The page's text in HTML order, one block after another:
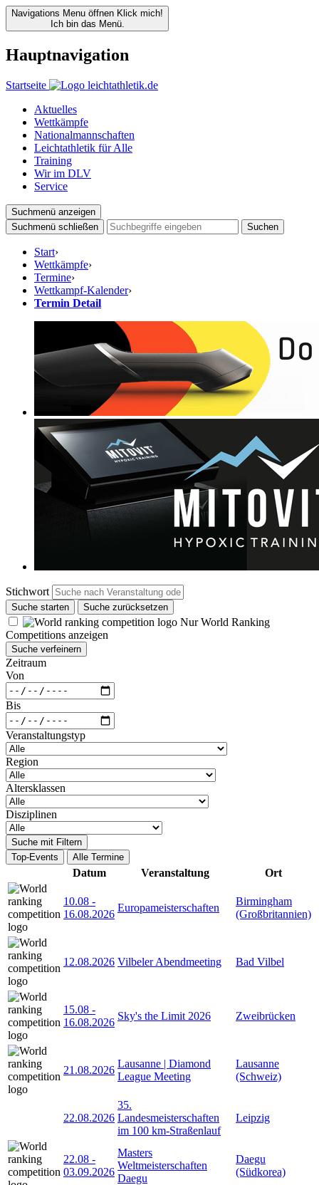
Navigations Menu öffnen Klick mich!
Ich bin das Menü.
Hauptnavigation
Startseite
Aktuelles
Wettkämpfe
Nationalmannschaften
Leichtathletik für Alle
Training
Wir im DLV
Service
Suchmenü anzeigen
Suchmenü schließen
Suchen
Start›
Wettkämpfe›
Termine›
Wettkampf-Kalender›
Termin Detail
Stichwort
Suche starten Suche zurücksetzen
Nur World Ranking
Competitions anzeigen
Suche verfeinern
Zeitraum
Von
Bis
Veranstaltungstyp
Region
Altersklassen
Disziplinen
Suche mit Filtern
Top-Events
Alle Termine
Datum Veranstaltung Ort
10.08 -
16.08.2026
Europameisterschaften
Birmingham
(Großbritannien)
12.08.2026 Vilbeler Abendmeeting Bad Vilbel
15.08 -
16.08.2026
Sky's the Limit 2026 Zweibrücken
21.08.2026
Lausanne | Diamond
League Meeting
Lausanne
(Schweiz)
22.08.2026
35.
Landesmeisterschaften
im 100 km-Straßenlauf
Leipzig
22.08 -
03.09.2026
Masters
Weltmeisterschaften
Daegu
Daegu
(Südkorea)